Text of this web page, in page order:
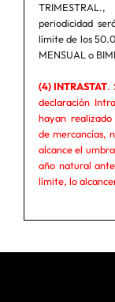
periodicidad
límite de los
MENSUAL o
(4) INTRASTAT.
declaración
hayan
de mercancías,
alcance el
año natural
límite, lo